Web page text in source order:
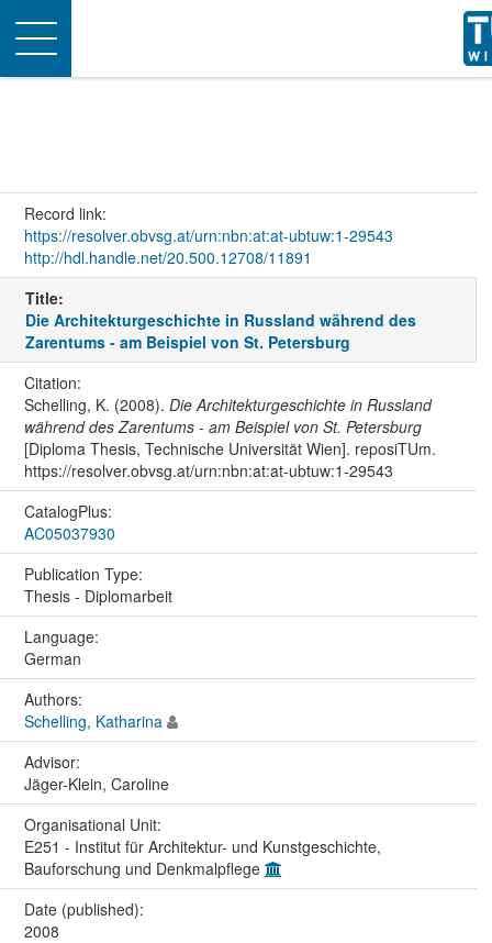
Toggle
navigation
Record link:
https://resolver.obvsg.at/urn:nbn:at:at-ubtuw:1-29543
http://hdl.handle.net/20.500.12708/11891
Title:
Die Architekturgeschichte in Russland während des
Zarentums - am Beispiel von St. Petersburg
Citation:
Schelling, K. (2008). Die Architekturgeschichte in Russland
während des Zarentums - am Beispiel von St. Petersburg
[Diploma Thesis, Technische Universität Wien]. reposiTUm.
https://resolver.obvsg.at/urn:nbn:at:at-ubtuw:1-29543
CatalogPlus:
AC05037930
Publication Type:
Thesis - Diplomarbeit
Language:
German
Authors:
Schelling, Katharina
Advisor:
Jäger-Klein, Caroline
Organisational Unit:
E251 - Institut für Architektur- und Kunstgeschichte,
Bauforschung und Denkmalpflege
Date (published):
2008